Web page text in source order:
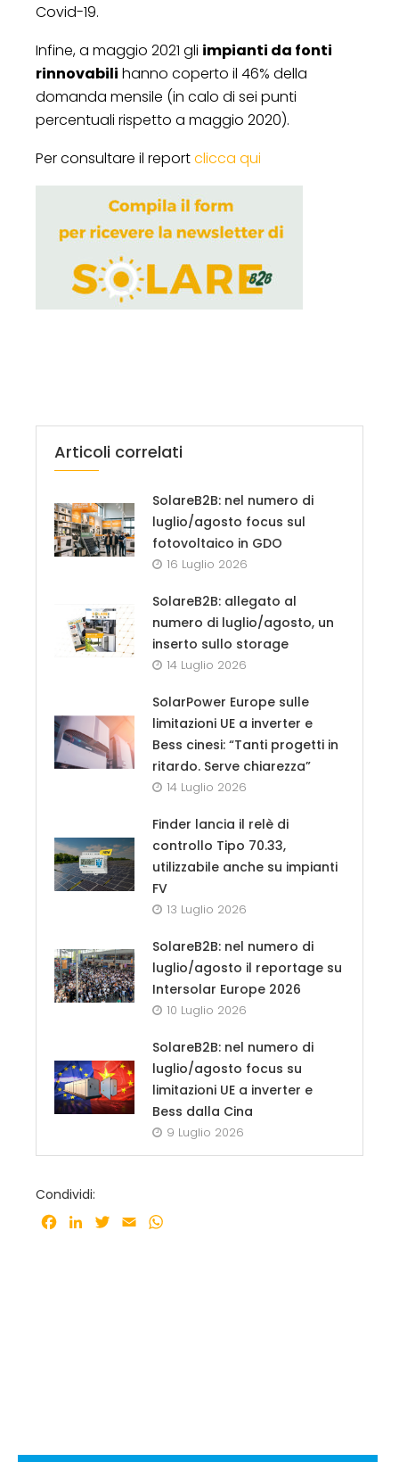
Covid-19.
Infine, a maggio 2021 gli impianti da fonti
rinnovabili hanno coperto il 46% della
domanda mensile (in calo di sei punti
percentuali rispetto a maggio 2020).
Per consultare il reportclicca qui
Articoli correlati
SolareB2B: nel numero di
luglio/agosto focus sul
fotovoltaico in GDO
16 Luglio 2026
SolareB2B: allegato al
numero di luglio/agosto, un
inserto sullo storage
14 Luglio 2026
SolarPower Europe sulle
limitazioni UE a inverter e
Bess cinesi: “Tanti progetti in
ritardo. Serve chiarezza”
14 Luglio 2026
Finder lancia il relè di
controllo Tipo 70.33,
utilizzabile anche su impianti
FV
13 Luglio 2026
SolareB2B: nel numero di
luglio/agosto il reportage su
Intersolar Europe 2026
10 Luglio 2026
SolareB2B: nel numero di
luglio/agosto focus su
limitazioni UE a inverter e
Bess dalla Cina
9 Luglio 2026
Condividi:
Facebook
LinkedInTwitter
Email